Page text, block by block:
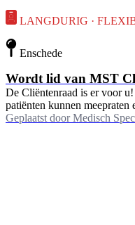
LANGDURIG ·
Enschede
Wordt lid van MST
De Cliëntenraad is er voor
patiënten kunnen meepraten
Geplaatst door Medisch